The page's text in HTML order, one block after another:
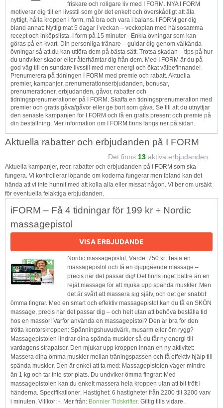
friskare och roligare liv med I FORM. NYA I FORM
motiverar dig till en livsstil som gör det enkelt och överskådligt att äta
nyttigt, hålla kroppen i form, må bra och vara i balans. I FORM ger dig
bland annat: Nyttig mat 5 dagar i veckan – veckoplan med hälsosamma
recept och inköpslista. I form på 15 minuter - Enkla övningar som kan
göras på en kvart. Din personliga tränare – guidar dig genom välkända
övningar så att du kan utföra dem på bästa sätt. Trotsa skadan – tips på hur
du undviker skador eller återhämtar dig från dem. Med I FORM är du på
god väg till en sundare livsstil med mer energi och ökat välbefinnande!
Prenumerera på tidningen I FORM med premie och rabatt. Aktuella
premier, kampanjer, prenumerationserbjudanden, bonusar,
prenumerationer, erbjudanden, gåvor, rabatter och
tidningsprenumerationer på I FORM. Skaffa en tidningsprenumeration med
premier och gratis gåva/gåvor eller ge bort som gåva. Se till att du utnyttjar
den senaste kampanjen för I FORM och få en gratis present och premie på
din beställning. Mer information om I FORM finns längs ner på sidan.
Aktuella rabatter och erbjudanden på I FORM
Det finns 13 aktiva erbjudanden
Aktuella kampanjer, reor, rabatter och erbjudanden på I FORM som ska
fungera. Vi kontrollerar löpande om koderna fungerar men ibland kan det
hända att vi inte hunnit med att kolla alla eller missat någon. Vi ber om ursäkt
för eventuella felaktiga erbjudanden.
iFORM – Få 4 tidningar för 199 kr + Nordic
massagepistol
VISA ERBJUDANDE
Nordic massagepistol, Värde: 750 kr. Testa en
massagepistol och få en djupgående massage –
precis när det passar dig! Det finns inget bättre än en
rejäl massage för att mjuka upp spända muskler. Men
det är svårt att massera sig själv, och det ger snabbt
ömma fingrar. Med en smart och effektiv massagepistol kan du få en SKÖN
massage, precis när det passar dig – och helt utan att behöva beställa tid
hos en massör! Varför använda en massagepistol? Den är bra för den
trötta kontorskroppen: Spänningshuvudvärk, musarm eller öm rygg?
Massagepistolen lindrar dina spända muskler så du får ny energi till
vardagens strapatser. Den mjukar upp kroppen innan en ny aktivitet:
Massera dina ömma muskler mellan träningspassen och få effektiv hjälp till
spända muskler. Den är enkel att ta med: Massagepistolen väger mindre
än 1 kg och tar inte stor plats. Du undviker ömma fingrar: Med
massagepistolen kan du enkelt massera hela kroppen utan att bli trött i
händerna. Specifikationer: Hastighet: 6 hastigheter från 2200 till 3200 varv
i minuten. Villkor: -. Mer från: Bonnier Tidskrifter. Giltig tills vidare.